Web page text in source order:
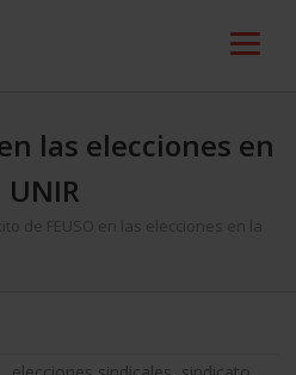
las elecciones en
UNIR
de FEUSO en las elecciones en la